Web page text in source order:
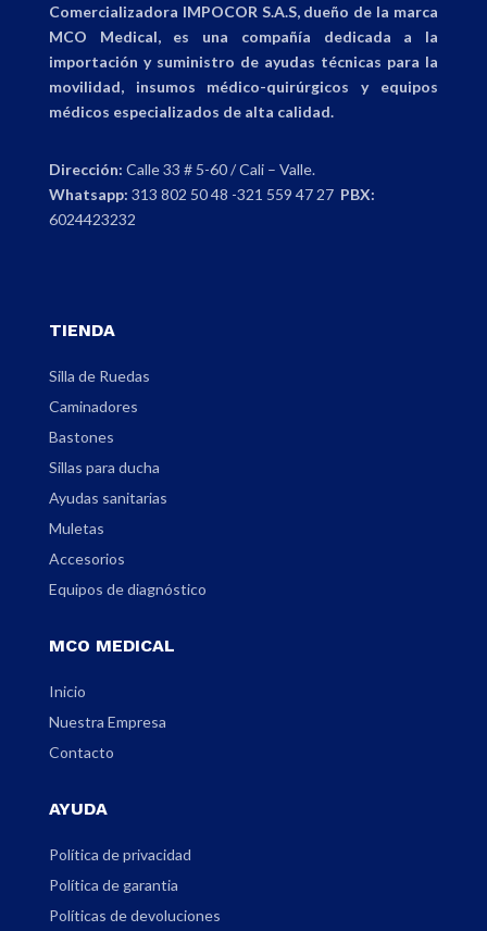
Comercializadora IMPOCOR S.A.S, dueño de la marca
MCO Medical, es una compañía dedicada a la
importación y suministro de ayudas técnicas para la
movilidad, insumos médico-quirúrgicos y equipos
médicos especializados de alta calidad.
Dirección: Calle 33 # 5-60 / Cali – Valle.
Whatsapp: 313 802 50 48 -321 559 47 27 PBX:
6024423232
TIENDA
Silla de Ruedas
Caminadores
Bastones
Sillas para ducha
Ayudas sanitarias
Muletas
Accesorios
Equipos de diagnóstico
MCO MEDICAL
Inicio
Nuestra Empresa
Contacto
AYUDA
Política de privacidad
Política de garantia
Políticas de devoluciones